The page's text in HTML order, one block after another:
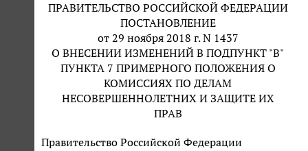
ПРАВИТЕЛЬСТВО РОССИЙСКОЙ ФЕДЕРАЦИИ
ПОСТАНОВЛЕНИЕ
от 29 ноября 2018 г. N 1437
О ВНЕСЕНИИ ИЗМЕНЕНИЙ В ПОДПУНКТ "В"
ПУНКТА 7 ПРИМЕРНОГО ПОЛОЖЕНИЯ О
КОМИССИЯХ ПО ДЕЛАМ
НЕСОВЕРШЕННОЛЕТНИХ И ЗАЩИТЕ ИХ
ПРАВ
Правительство Российской Федерации